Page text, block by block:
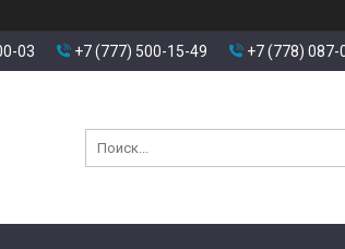
03 +7 (777) 500-15-49 +7 (778) 087-